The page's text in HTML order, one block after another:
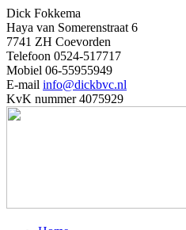
Dick Fokkema
Haya van Somerenstraat 6
7741 ZH Coevorden
Telefoon 0524-517717
Mobiel 06-55955949
E-mail info@dickbvc.nl
KvK nummer 4075929